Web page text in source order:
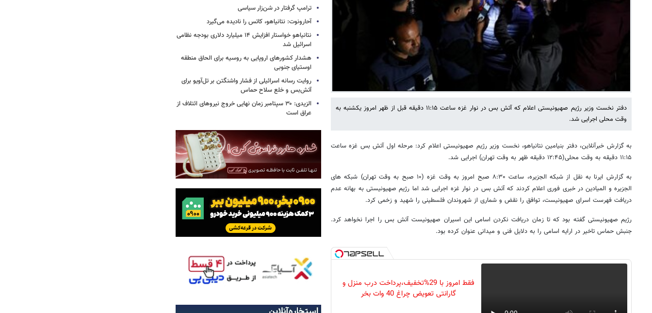
دفتر نخست وزیر رژیم صهیونیستی اعلام که آتش بس در نوار غزه ساعت ۱۱:۱۵ دقیقه قبل از ظهر امروز یکشنبه به
وقت محلی اجرایی شد.
به گزارش خبرآنلاین، دفتر بنیامین نتانیاهو، نخست وزیر رژیم صهیونیستی اعلام کرد: مرحله اول آتش بس غزه ساعت
۱۱:۱۵ دقیقه به وقت محلی(۱۲:۴۵ دقیقه ظهر به وقت تهران) اجرایی شد.
به گزارش ایرنا به نقل از شبکه الجزیره، ساعت ۸:۳۰ صبح امروز به وقت غزه (۱۰ صبح به وقت تهران) شبکه های
الجزیره و المیادین در خبری فوری اعلام کردند که آتش بس در نوار غزه اجرایی شد اما رژیم صهیونیستی به بهانه عدم
دریافت فهرست اسرای صهیونیست، توافق را نقض و شماری از شهروندان فلسطینی را شهید و زخمی کرد.
رژیم صهیونیستی گفته بود که تا زمان دریافت نکردن اسامی این اسیران صهیونیست آتش بس را اجرا نخواهد کرد.
جنبش حماس تاخیر در ارایه اسامی را به دلایل فنی و میدانی عنوان کرده بود.
فقط امروز با 29%تخفیف،پرداخت درب منزل و
گارانتی تعویض چراغ 40 وات بخر
ترامپ گرفتار در شن‌زار سیاسی
آحارونوت: نتانیاهو، کاتس را نادیده می‌گیرد
نتانیاهو خواستار افزایش ۱۴ میلیارد دلاری بودجه نظامی
اسرائیل شد
هشدار کشورهای اروپایی به روسیه برای الحاق منطقه
اوستیای جنوبی
روایت رسانه اسرائیلی از فشار واشنگتن بر تل‌آویو برای
آتش‌بس و خلع سلاح حماس
الزیدی: ۳۰ سپتامبر زمان نهایی خروج نیروهای ائتلاف از
عراق است